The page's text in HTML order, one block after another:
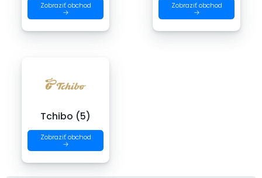
Zobraziť obchod
→
Zobraziť obchod
→
Tchibo (5)
Zobraziť obchod
→